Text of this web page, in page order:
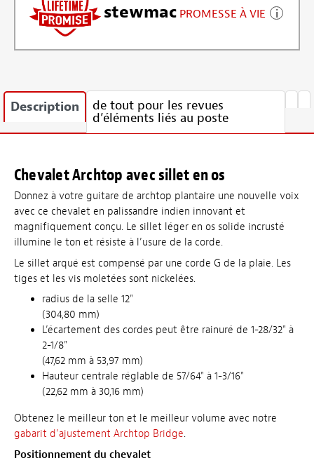
stewmac PROMESSE À VIE
Description de tout pour les revues
d’éléments liés au poste
Chevalet Archtop avec sillet en os
Donnez à votre guitare de archtop plantaire une nouvelle voix
avec ce chevalet en palissandre indien innovant et
magnifiquement conçu. Le sillet léger en os solide incrusté
illumine le ton et résiste à l’usure de la corde.
Le sillet arqué est compensé par une corde G de la plaie. Les
tiges et les vis moletées sont nickelées.
radius de la selle 12"
(304,80 mm)
L’écartement des cordes peut être rainuré de 1-28/32" à
2-1/8"
(47,62 mm à 53,97 mm)
Hauteur centrale réglable de 57/64" à 1-3/16"
(22,62 mm à 30,16 mm)
Obtenez le meilleur ton et le meilleur volume avec notre
gabarit d’ajustement Archtop Bridge.
Positionnement du chevalet